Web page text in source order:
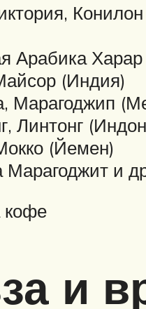
Арабика Харар
(Индия)
Марагоджип
Линтонг
(Йемен)
Марагоджит и
кофе
и